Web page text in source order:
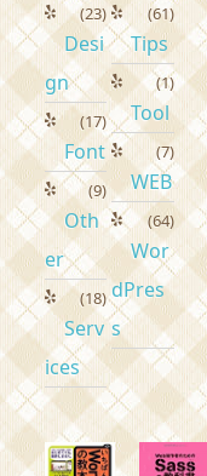
Desi
gn
(23)
Font
(17)
Oth
er
(9)
Serv
ices
(18)
Tips
(61)
Tool
(1)
WEB
(7)
Wor
dPres
s
(64)